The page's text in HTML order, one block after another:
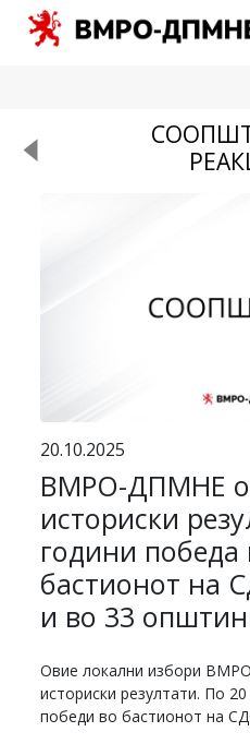
20.10.2025
ВМРО-ДПМНЕ
историски
години победа
бастионот на
и во 33
Овие локални избори
историски резултати. По
победи во бастионот на